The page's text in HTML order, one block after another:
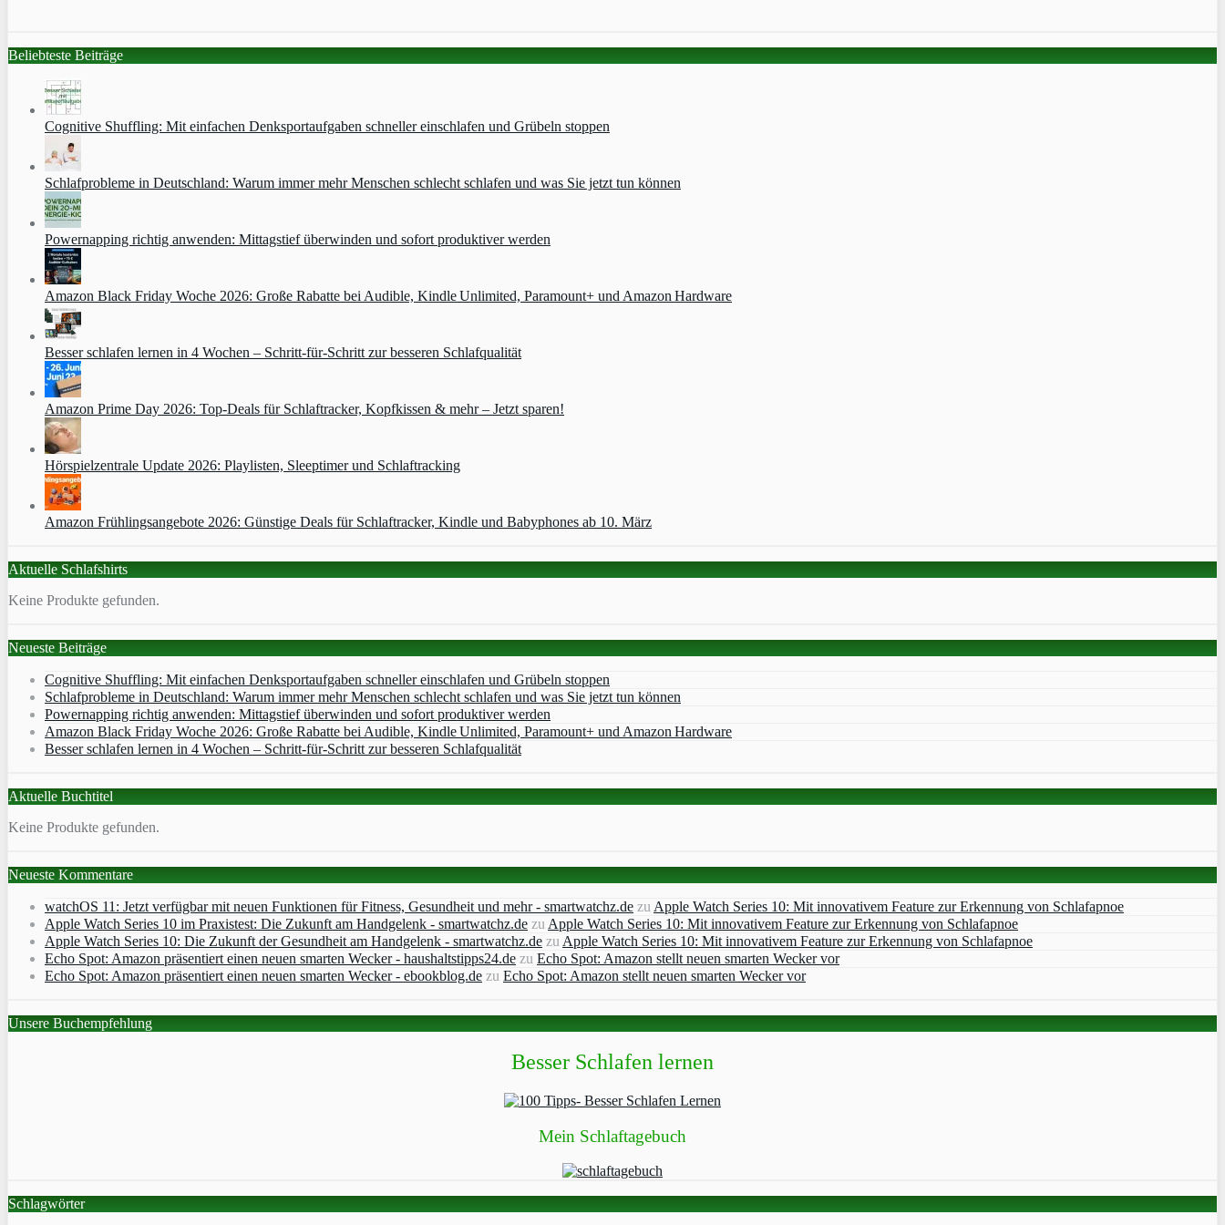
Beliebteste Beiträge
Cognitive Shuffling: Mit einfachen Denksportaufgaben schneller einschlafen und Grübeln stoppen
Schlafprobleme in Deutschland: Warum immer mehr Menschen schlecht schlafen und was Sie jetzt tun können
Powernapping richtig anwenden: Mittagstief überwinden und sofort produktiver werden
Amazon Black Friday Woche 2026: Große Rabatte bei Audible, Kindle Unlimited, Paramount+ und Amazon Hardware
Besser schlafen lernen in 4 Wochen – Schritt‑für‑Schritt zur besseren Schlafqualität
Amazon Prime Day 2026: Top-Deals für Schlaftracker, Kopfkissen & mehr – Jetzt sparen!
Hörspielzentrale Update 2026: Playlisten, Sleeptimer und Schlaftracking
Amazon Frühlingsangebote 2026: Günstige Deals für Schlaftracker, Kindle und Babyphones ab 10. März
Aktuelle Schlafshirts
Keine Produkte gefunden.
Neueste Beiträge
Cognitive Shuffling: Mit einfachen Denksportaufgaben schneller einschlafen und Grübeln stoppen
Schlafprobleme in Deutschland: Warum immer mehr Menschen schlecht schlafen und was Sie jetzt tun können
Powernapping richtig anwenden: Mittagstief überwinden und sofort produktiver werden
Amazon Black Friday Woche 2026: Große Rabatte bei Audible, Kindle Unlimited, Paramount+ und Amazon Hardware
Besser schlafen lernen in 4 Wochen – Schritt‑für‑Schritt zur besseren Schlafqualität
Aktuelle Buchtitel
Keine Produkte gefunden.
Neueste Kommentare
watchOS 11: Jetzt verfügbar mit neuen Funktionen für Fitness, Gesundheit und mehr - smartwatchz.de zu Apple Watch Series 10: Mit innovativem Feature zur Erkennung von Schlafapnoe
Apple Watch Series 10 im Praxistest: Die Zukunft am Handgelenk - smartwatchz.de zu Apple Watch Series 10: Mit innovativem Feature zur Erkennung von Schlafapnoe
Apple Watch Series 10: Die Zukunft der Gesundheit am Handgelenk - smartwatchz.de zu Apple Watch Series 10: Mit innovativem Feature zur Erkennung von Schlafapnoe
Echo Spot: Amazon präsentiert einen neuen smarten Wecker - haushaltstipps24.de zu Echo Spot: Amazon stellt neuen smarten Wecker vor
Echo Spot: Amazon präsentiert einen neuen smarten Wecker - ebookblog.de zu Echo Spot: Amazon stellt neuen smarten Wecker vor
Unsere Buchempfehlung
Besser Schlafen lernen
Mein Schlaftagebuch
Schlagwörter